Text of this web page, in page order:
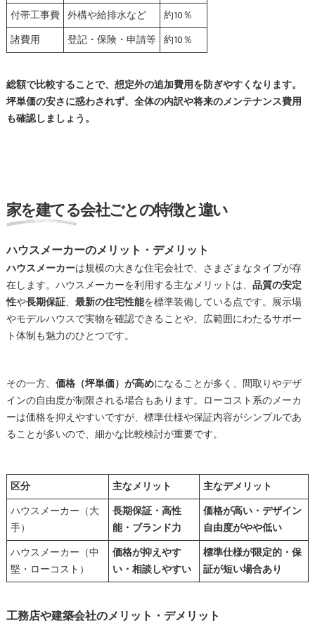
付帯工事費 外構や給排水など
約10％
諸費用
登記・保険・申請等 約10％
総額で比較することで、想定外の追加費用を防ぎやすくなります。
坪単価の安さに惑わされず、全体の内訳や将来のメンテナンス費用
も確認しましょう。
家を建てる会社ごとの特徴と違い
ハウスメーカーのメリット・デメリット
ハウスメーカーは規模の大きな住宅会社で、さまざまなタイプが存
在します。ハウスメーカーを利用する主なメリットは、 品質の安定
性や長期保証、 最新の住宅性能を標準装備している点です。展示場
やモデルハウスで実物を確認できることや、広範囲にわたるサポー
ト体制も魅力のひとつです。
その一方、 価格（坪単価）が高めになることが多く、間取りやデザ
インの自由度が制限される場合もあります。ローコスト系のメーカ
ーは価格を抑えやすいですが、標準仕様や保証内容がシンプルであ
ることが多いので、細かな比較検討が重要です。
区分 主なメリット
主なデメリット
ハウスメーカー（大
手）
長期保証・高性
能・ブランド力
価格が高い・デザイン
自由度がやや低い
ハウスメーカー（中
堅・ローコスト）
価格が抑えやす
い・相談しやすい
標準仕様が限定的・保
証が短い場合あり
工務店や建築会社のメリット・デメリット